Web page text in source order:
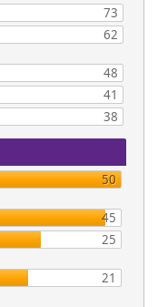
73
62
48
41
38
50
45
25
21